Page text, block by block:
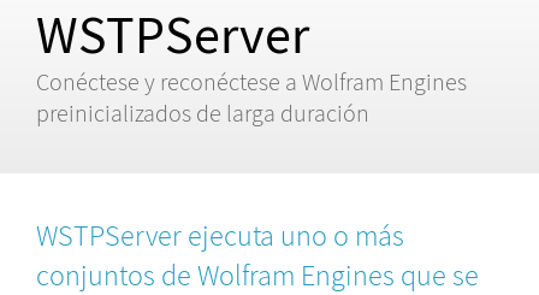
WSTPServer
Conéctese y reconéctese a Wolfram Engines
preinicializados de larga duración
WSTPServer ejecuta uno o más
conjuntos de Wolfram Engines que se